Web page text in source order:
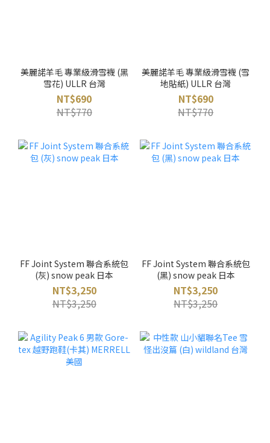
美麗諾羊毛 專業級滑雪襪 (黑
雪花) ULLR 台灣
NT$690
NT$770
美麗諾羊毛 專業級滑雪襪 (雪
地貼紙) ULLR 台灣
NT$690
NT$770
FF Joint System 聯合系統包
(灰) snow peak 日本
NT$3,250
NT$3,250
FF Joint System 聯合系統包
(黑) snow peak 日本
NT$3,250
NT$3,250